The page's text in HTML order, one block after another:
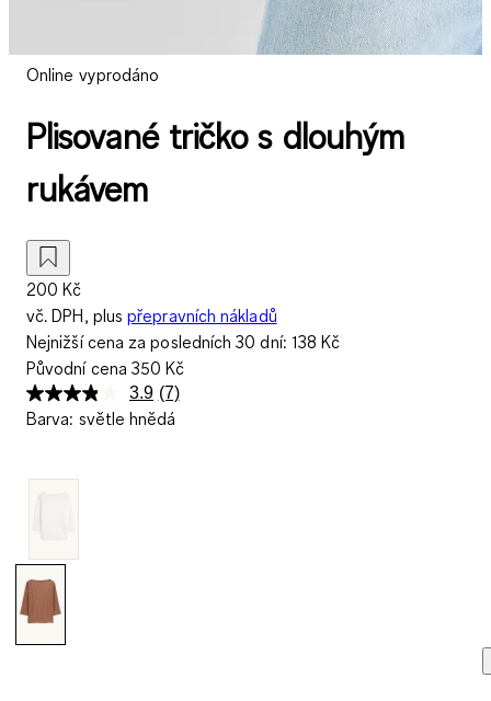
Online vyprodáno
Plisované tričko s dlouhým
rukávem
200 Kč
vč. DPH, plus přepravních nákladů
Nejnižší cena za posledních 30 dní: 138 Kč
Původní cena350 Kč
3.9 Přečtěte
si
(7)
Barva: světle hnědá